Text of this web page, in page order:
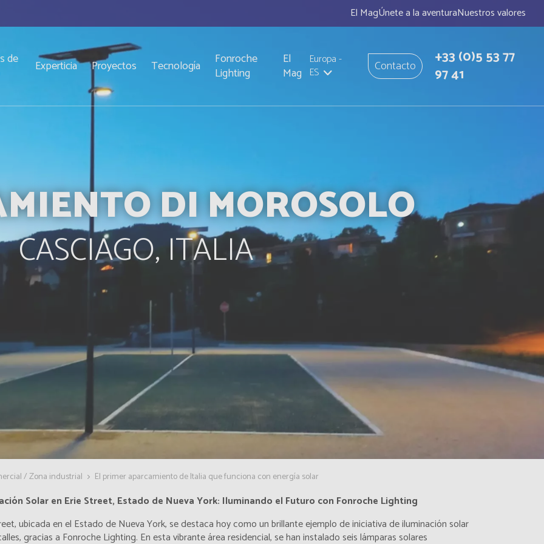
El MagÚnete a la aventuraNuestros valores
de
Experticia Proyectos Tecnología
Fonroche
Lighting
El
Mag
Europa-
ES
Contacto +33(0)5 53 77
97 41
DI MOROSOLO
CASCIAGO, ITALIA
/ Zona industrial El primer aparcamiento de Italia que funciona con energía solar
Solar en Erie Street, Estado de Nueva York: Iluminando el Futuro con Fonroche Lighting
ubicada en el Estado de Nueva York, se destaca hoy como un brillante ejemplo de iniciativa de iluminación solar
gracias a Fonroche Lighting. En esta vibrante área residencial, se han instalado seis lámparas solares